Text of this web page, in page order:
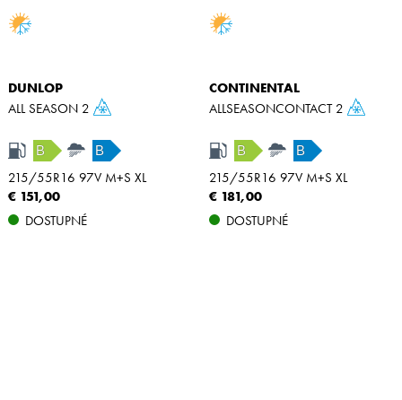
DUNLOP
ALL SEASON 2
B B
215/55R16 97V M+S XL
€ 151,00
DOSTUPNÉ
CONTINENTAL
ALLSEASONCONTACT 2
B B
215/55R16 97V M+S XL
€ 181,00
DOSTUPNÉ